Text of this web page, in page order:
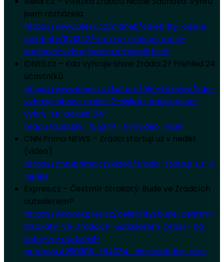
jsem rozházela
https://www.blesk.cz/clanek/celebrity-ceske-
celebrity/821342/vitezka-zradcu-nicole-
sachova-vyhru-jsem-rozhazela.html
iDNES.cz – Kdo vyhraje show Zrádci 2? Přehled 24
účastníků
https://www.idnes.cz/kultura/film-televize/kdo-
vyhraje-show-zradci-2-ziskat-statisicovou-
vyhru-se-pokusi-24-
hracu.A250829_155244_filmvideo_wall
CNN Prima NEWS – Zrádci startují už v neděli
(video)
https://cnn.iprima.cz/videa/zradci-startuji-uz-v-
nedeli
Expres.cz – Čestmír Strakatý: Bude ve Zrádcích
outsiderem?
https://www.expres.cz/celebrity/bude-cestmir-
strakaty-ve-zradcich-outsiderem-praskl-na-
sebe-ze-podcenil-
pripravu.A250906_154034_dx-celebrity_stes